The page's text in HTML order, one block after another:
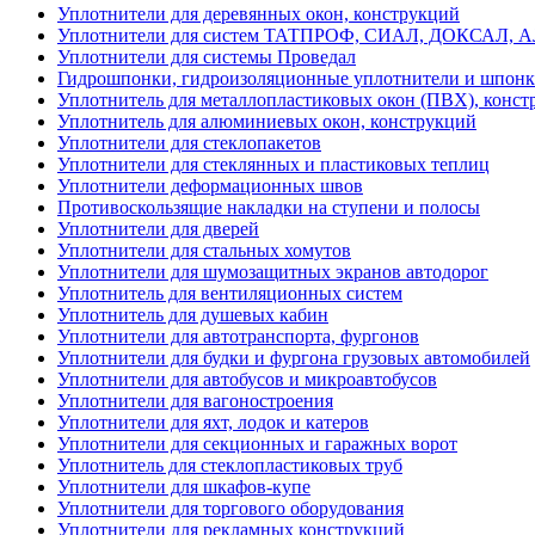
Уплотнители для деревянных окон, конструкций
Уплотнители для систем ТАТПРОФ, СИАЛ, ДОКСАЛ,
Уплотнители для системы Проведал
Гидрошпонки, гидроизоляционные уплотнители и
Уплотнитель для металлопластиковых окон (ПВХ),
Уплотнитель для алюминиевых окон, конструкций
Уплотнители для стеклопакетов
Уплотнители для стеклянных и пластиковых теплиц
Уплотнители деформационных швов
Противоскользящие накладки на ступени и полосы
Уплотнители для дверей
Уплотнители для стальных хомутов
Уплотнители для шумозащитных экранов автодорог
Уплотнитель для вентиляционных систем
Уплотнитель для душевых кабин
Уплотнители для автотранспорта, фургонов
Уплотнители для будки и фургона грузовых автомобилей
Уплотнители для автобусов и микроавтобусов
Уплотнители для вагоностроения
Уплотнители для яхт, лодок и катеров
Уплотнители для секционных и гаражных ворот
Уплотнитель для стеклопластиковых труб
Уплотнители для шкафов-купе
Уплотнители для торгового оборудования
Уплотнители для рекламных конструкций